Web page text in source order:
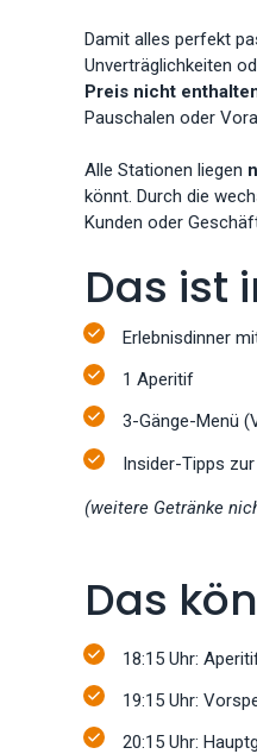
Damit alles perfekt
Unverträglichkeiten
Preis nicht
Pauschalen oder
Alle Stationen liegen
könnt. Durch die
Kunden oder
Das ist
Erlebnisdinner
1 Aperitif
3-Gänge-Menü
Insider-Tipps
(weitere Getränke
Das
18:15 Uhr:
19:15 Uhr:
20:15 Uhr: